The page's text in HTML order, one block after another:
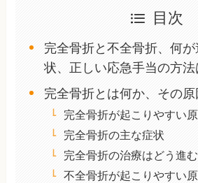
目次
完全骨折と不全骨折、何
状、正しい応急手当の方法
完全骨折とは何か、その
完全骨折が起こりやすい
完全骨折の主な症状
完全骨折の治療はどう進む
不全骨折が起こりやすい